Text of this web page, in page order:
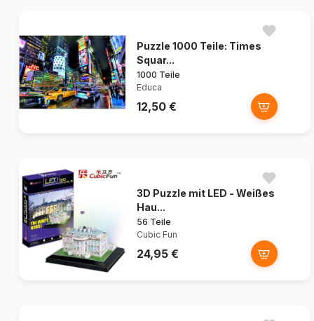
Puzzle 1000 Teile: Times
Squar...
1000 Teile
Educa
12,50 €
3D Puzzle mit LED - Weißes
Hau...
56 Teile
Cubic Fun
24,95 €